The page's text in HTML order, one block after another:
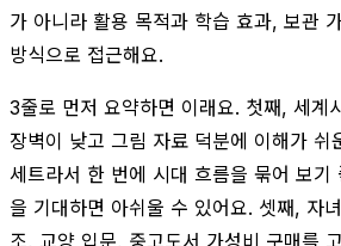
가 아니라 활용 목적과 학습 효과, 보관
방식으로 접근해요.
3줄로 먼저 요약하면 이래요. 첫째, 세계
장벽이 낮고 그림 자료 덕분에 이해가 쉬
세트라서 한 번에 시대 흐름을 묶어 보기
을 기대하면 아쉬울 수 있어요. 셋째, 자
조, 교양 입문, 중고도서 가성비 구매를